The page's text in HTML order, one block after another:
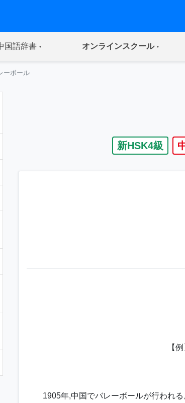
国語辞書(current) オンラインスクール(current)
ーボール
新HSK4級
【
1905年,中国でバレーボールが行われる